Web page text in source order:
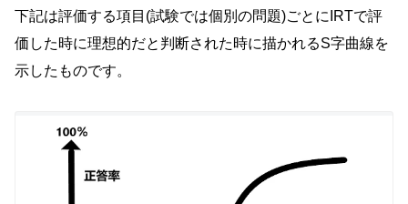
下記は評価する項目(試験では個別の問題)ごとにIRTで評
価した時に理想的だと判断された時に描かれるS字曲線を
示したものです。